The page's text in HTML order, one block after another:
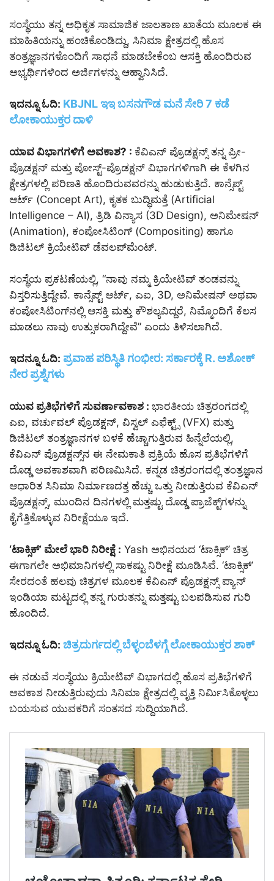
ಸಂಸ್ಥೆಯು ತನ್ನ ಅಧಿಕೃತ ಸಾಮಾಜಿಕ ಜಾಲತಾಣ ಖಾತೆಯ ಮೂಲಕ ಈ
ಮಾಹಿತಿಯನ್ನು ಹಂಚಿಕೊಂಡಿದ್ದು, ಸಿನಿಮಾ ಕ್ಷೇತ್ರದಲ್ಲಿ ಹೊಸ
ತಂತ್ರಜ್ಞಾನಗಳೊಂದಿಗೆ ಸಾಧನೆ ಮಾಡಬೇಕೆಂಬ ಆಸಕ್ತಿ ಹೊಂದಿರುವ
ಅಭ್ಯರ್ಥಿಗಳಿಂದ ಅರ್ಜಿಗಳನ್ನು ಆಹ್ವಾನಿಸಿದೆ.
ಇದನ್ನೂ ಓದಿ: KBJNL ಇಇ ಬಸನಗೌಡ ಮನೆ ಸೇರಿ 7 ಕಡೆ
ಲೋಕಾಯುಕ್ತರ ದಾಳಿ
ಯಾವ ವಿಭಾಗಗಳಿಗೆ ಅವಕಾಶ? : ಕೆವಿಎನ್ ಪ್ರೊಡಕ್ಷನ್ಸ್ ತನ್ನ ಪ್ರೀ-
ಪ್ರೊಡಕ್ಷನ್ ಮತ್ತು ಪೋಸ್ಟ್-ಪ್ರೊಡಕ್ಷನ್ ವಿಭಾಗಗಳಿಗಾಗಿ ಈ ಕೆಳಗಿನ
ಕ್ಷೇತ್ರಗಳಲ್ಲಿ ಪರಿಣತಿ ಹೊಂದಿರುವವರನ್ನು ಹುಡುಕುತ್ತಿದೆ. ಕಾನ್ಸೆಪ್ಟ್
ಆರ್ಟ್ (Concept Art), ಕೃತಕ ಬುದ್ಧಿಮತ್ತೆ (Artificial
Intelligence – AI), ತ್ರಿಡಿ ವಿನ್ಯಾಸ (3D Design), ಅನಿಮೇಷನ್
(Animation), ಕಂಪೋಸಿಟಿಂಗ್ (Compositing) ಹಾಗೂ
ಡಿಜಿಟಲ್ ಕ್ರಿಯೇಟಿವ್ ಡೆವಲಪ್‌ಮೆಂಟ್.
ಸಂಸ್ಥೆಯ ಪ್ರಕಟಣೆಯಲ್ಲಿ, “ನಾವು ನಮ್ಮ ಕ್ರಿಯೇಟಿವ್ ತಂಡವನ್ನು
ವಿಸ್ತರಿಸುತ್ತಿದ್ದೇವೆ. ಕಾನ್ಸೆಪ್ಟ್ ಆರ್ಟ್, ಎಐ, 3D, ಅನಿಮೇಷನ್ ಅಥವಾ
ಕಂಪೋಸಿಟಿಂಗ್‌ನಲ್ಲಿ ಆಸಕ್ತಿ ಮತ್ತು ಕೌಶಲ್ಯವಿದ್ದರೆ, ನಿಮ್ಮೊಂದಿಗೆ ಕೆಲಸ
ಮಾಡಲು ನಾವು ಉತ್ಸುಕರಾಗಿದ್ದೇವೆ” ಎಂದು ತಿಳಿಸಲಾಗಿದೆ.
ಇದನ್ನೂ ಓದಿ: ಪ್ರವಾಹ ಪರಿಸ್ಥಿತಿ ಗಂಭೀರ: ಸರ್ಕಾರಕ್ಕೆ R. ಅಶೋಕ್
ನೇರ ಪ್ರಶ್ನೆಗಳು
ಯುವ ಪ್ರತಿಭೆಗಳಿಗೆ ಸುವರ್ಣಾವಕಾಶ : ಭಾರತೀಯ ಚಿತ್ರರಂಗದಲ್ಲಿ
ಎಐ, ವರ್ಚುವಲ್ ಪ್ರೊಡಕ್ಷನ್, ವಿಸ್ವಲ್ ಎಫೆಕ್ಟ್ಸ್ (VFX) ಮತ್ತು
ಡಿಜಿಟಲ್ ತಂತ್ರಜ್ಞಾನಗಳ ಬಳಕೆ ಹೆಚ್ಚಾಗುತ್ತಿರುವ ಹಿನ್ನೆಲೆಯಲ್ಲಿ,
ಕೆವಿಎನ್ ಪ್ರೊಡಕ್ಷನ್ಸ್‌ನ ಈ ನೇಮಕಾತಿ ಪ್ರಕ್ರಿಯೆ ಹೊಸ ಪ್ರತಿಭೆಗಳಿಗೆ
ದೊಡ್ಡ ಅವಕಾಶವಾಗಿ ಪರಿಣಮಿಸಿದೆ. ಕನ್ನಡ ಚಿತ್ರರಂಗದಲ್ಲಿ ತಂತ್ರಜ್ಞಾನ
ಆಧಾರಿತ ಸಿನಿಮಾ ನಿರ್ಮಾಣದತ್ತ ಹೆಚ್ಚು ಒತ್ತು ನೀಡುತ್ತಿರುವ ಕೆವಿಎನ್
ಪ್ರೊಡಕ್ಷನ್ಸ್, ಮುಂದಿನ ದಿನಗಳಲ್ಲಿ ಮತ್ತಷ್ಟು ದೊಡ್ಡ ಪ್ರಾಜೆಕ್ಟ್‌ಗಳನ್ನು
ಕೈಗೆತ್ತಿಕೊಳ್ಳುವ ನಿರೀಕ್ಷೆಯೂ ಇದೆ.
‘ಟಾಕ್ಸಿಕ್’ ಮೇಲೆ ಭಾರಿ ನಿರೀಕ್ಷೆ : Yash ಅಭಿನಯದ ‘ಟಾಕ್ಸಿಕ್’ ಚಿತ್ರ
ಈಗಾಗಲೇ ಅಭಿಮಾನಿಗಳಲ್ಲಿ ಸಾಕಷ್ಟು ನಿರೀಕ್ಷೆ ಮೂಡಿಸಿವೆ. ‘ಟಾಕ್ಸಿಕ್’
ಸೇರದಂತೆ ಹಲವು ಚಿತ್ರಗಳ ಮೂಲಕ ಕೆವಿಎನ್ ಪ್ರೊಡಕ್ಷನ್ಸ್ ಪ್ಯಾನ್
ಇಂಡಿಯಾ ಮಟ್ಟದಲ್ಲಿ ತನ್ನ ಗುರುತನ್ನು ಮತ್ತಷ್ಟು ಬಲಪಡಿಸುವ ಗುರಿ
ಹೊಂದಿದೆ.
ಇದನ್ನೂ ಓದಿ: ಚಿತ್ರದುರ್ಗದಲ್ಲಿ ಬೆಳ್ಳಂಬೆಳಗ್ಗೆ ಲೋಕಾಯುಕ್ತರ ಶಾಕ್
ಈ ನಡುವೆ ಸಂಸ್ಥೆಯು ಕ್ರಿಯೇಟಿವ್ ವಿಭಾಗದಲ್ಲಿ ಹೊಸ ಪ್ರತಿಭೆಗಳಿಗೆ
ಅವಕಾಶ ನೀಡುತ್ತಿರುವುದು ಸಿನಿಮಾ ಕ್ಷೇತ್ರದಲ್ಲಿ ವೃತ್ತಿ ನಿರ್ಮಿಸಿಕೊಳ್ಳಲು
ಬಯಸುವ ಯುವಕರಿಗೆ ಸಂತಸದ ಸುದ್ದಿಯಾಗಿದೆ.